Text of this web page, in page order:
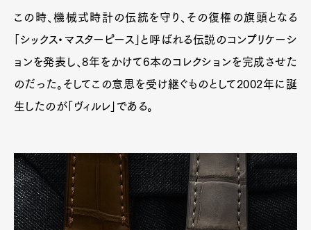
この時、機械式時計の伝統を守り、その復権の旗頭となる
「シックス・マスターピース」と呼ばれる伝説のコンプリケーシ
ョンを発表し、8年をかけて6本のコレクションを完成させた
のだった。そしてこの意思を受け継ぐものとして2002年に誕
生したのが「ヴィルレ」である。